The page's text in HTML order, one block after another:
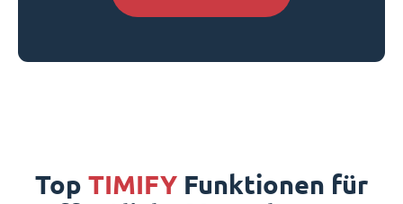
Top TIMIFY Funktionen für